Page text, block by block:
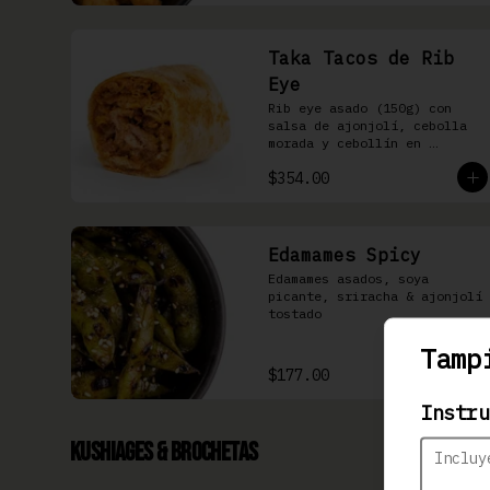
Taka Tacos de Rib
Eye
Rib eye asado (150g) con
salsa de ajonjolí, cebolla
morada y cebollín en
$354.00
Edamames Spicy
Edamames asados, soya
picante, sriracha & ajonjolí
tostado
$177.00
Kushiages & Brochetas